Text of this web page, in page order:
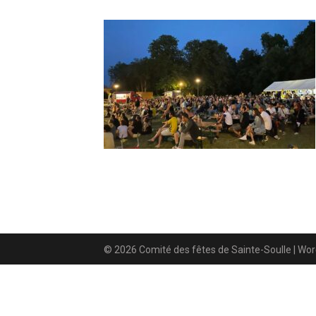
© 2026 Comité des fêtes de Sainte-Soulle |